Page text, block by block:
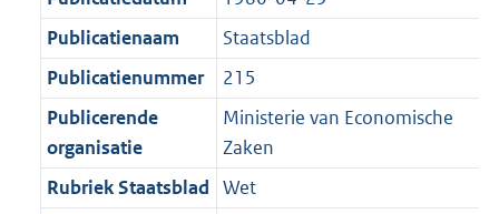
m
a
a
t
:
1
b
e
:
K
b
Publicatienaam
Staatsblad
Publicatienummer
215
Publicerende
organisatie
Ministerie van Economische
Zaken
Rubriek Staatsblad Wet